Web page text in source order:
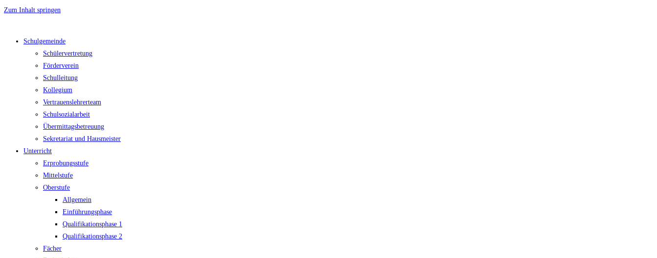
Zum Inhalt springen
Schulgemeinde
Schülervertretung
Förderverein
Schulleitung
Kollegium
Vertrauenslehrerteam
Schulsozialarbeit
Übermittagsbetreuung
Sekretariat und Hausmeister
Unterricht
Erprobungsstufe
Mittelstufe
Oberstufe
Allgemein
Einführungsphase
Qualifikationsphase 1
Qualifikationsphase 2
Fächer